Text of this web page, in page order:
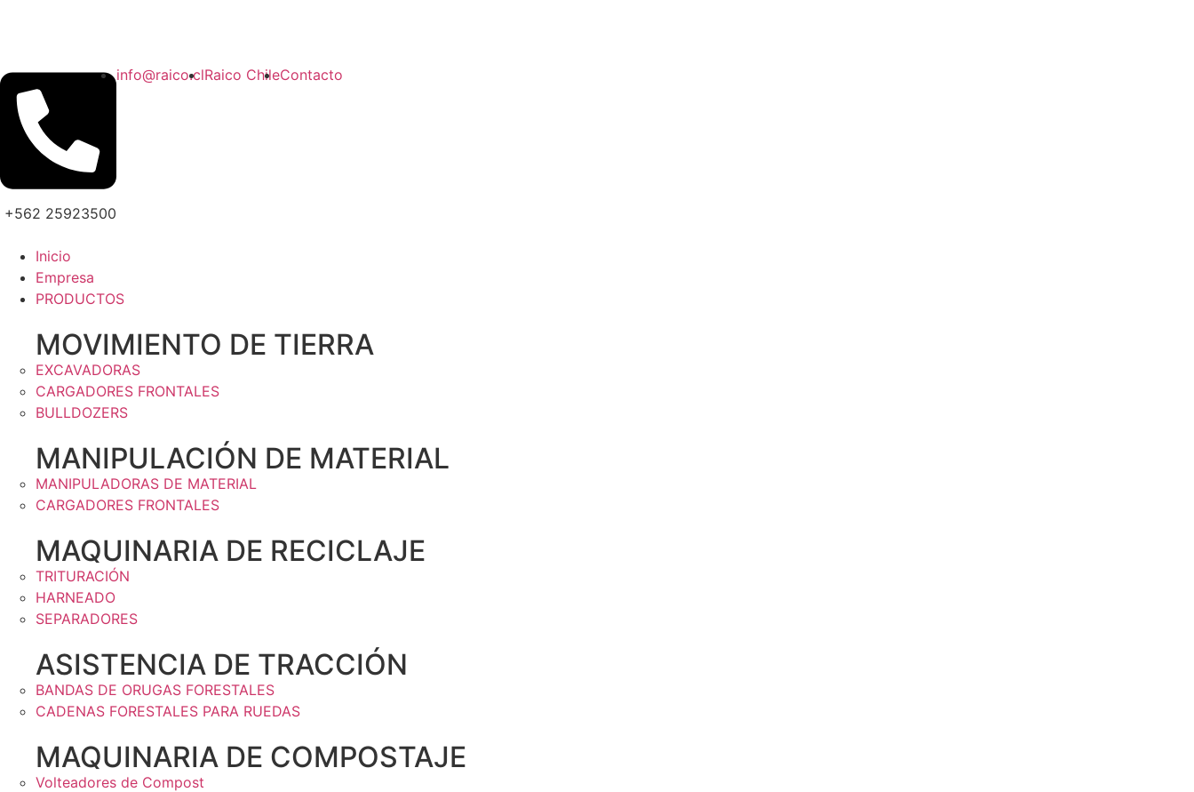
+562 25923500
info@raico.clRaico ChileContacto
Inicio
Empresa
PRODUCTOS
MOVIMIENTO DE TIERRA
EXCAVADORAS
CARGADORES FRONTALES
BULLDOZERS
MANIPULACIÓN DE MATERIAL
MANIPULADORAS DE MATERIAL
CARGADORES FRONTALES
MAQUINARIA DE RECICLAJE
TRITURACIÓN
HARNEADO
SEPARADORES
ASISTENCIA DE TRACCIÓN
BANDAS DE ORUGAS FORESTALES
CADENAS FORESTALES PARA RUEDAS
MAQUINARIA DE COMPOSTAJE
Volteadores de Compost